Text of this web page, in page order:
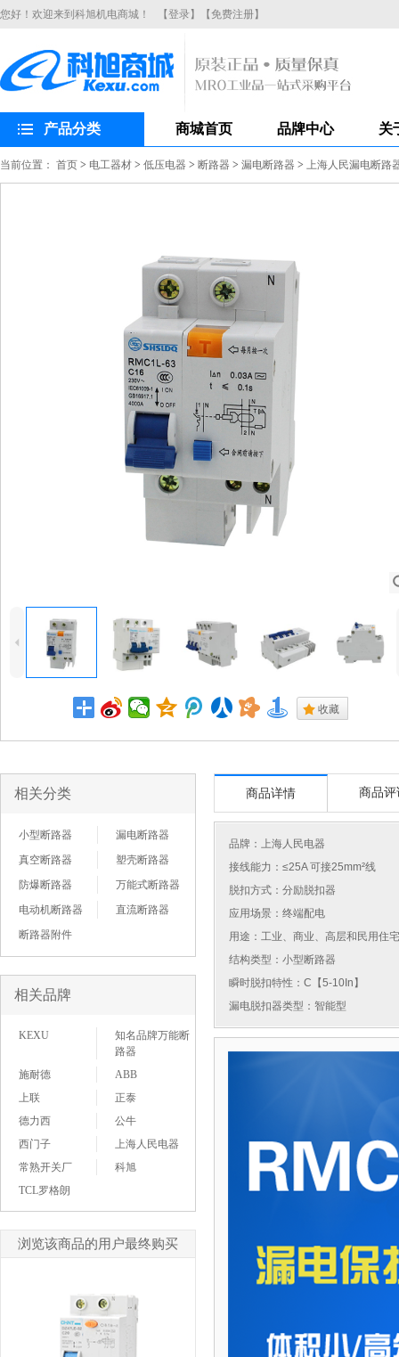
您好！欢迎来到科旭机电商城！ 【登录】 【免费注册】
产品分类 商城首页 品牌中心 关
当前位置： 首页 > 电工器材 > 低压电器 > 断路器 > 漏电断路器 > 上海人民漏电断路
4
. 收藏
相关分类
小型断路器
漏电断路器
真空断路器
塑壳断路器
防爆断路器
万能式断路器
电动机断路器
直流断路器
断路器附件
相关品牌
KEXU
知名品牌万能断
路器
施耐德
ABB
上联
正泰
德力西
公牛
西门子
上海人民电器
常熟开关厂
科旭
TCL罗格朗
浏览该商品的用户最终购买
商品详情 商品评
品牌： 上海人民电器
接线能力：≤25A 可接25mm²线
脱扣方式：分励脱扣器
应用场景：终端配电
用途：工业、商业、高层和民用住
结构类型：小型断路器
瞬时脱扣特性：C【5-10In】
漏电脱扣器类型：智能型